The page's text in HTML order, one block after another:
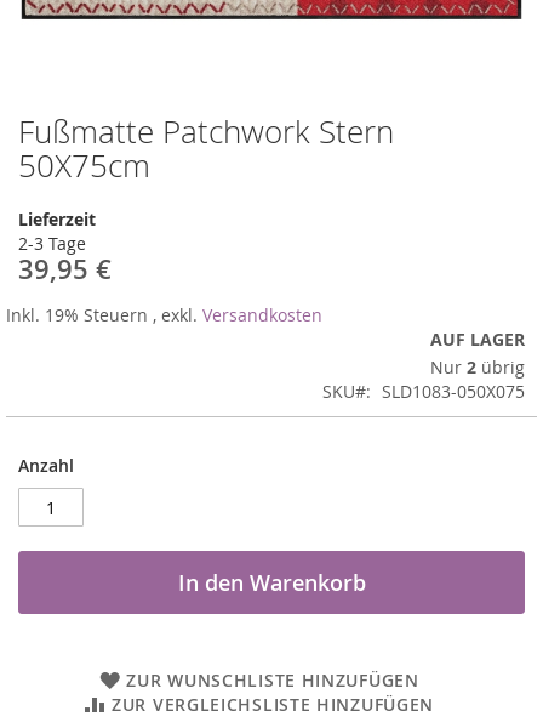
Fußmatte Patchwork Stern
50X75cm
Lieferzeit
2-3 Tage
39,95 €
Inkl. 19% Steuern , exkl. Versandkosten
AUF LAGER
Nur 2 übrig
SKU
SLD1083-050X075
Anzahl
In den Warenkorb
ZUR WUNSCHLISTE HINZUFÜGEN
ZUR VERGLEICHSLISTE HINZUFÜGEN
Zum
Anfang
der
springen